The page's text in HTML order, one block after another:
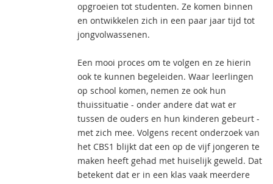
opgroeien tot studenten. Ze komen binnen
en ontwikkelen zich in een paar jaar tijd tot
jongvolwassenen.
Een mooi proces om te volgen en ze hierin
ook te kunnen begeleiden. Waar leerlingen
op school komen, nemen ze ook hun
thuissituatie - onder andere dat wat er
tussen de ouders en hun kinderen gebeurt -
met zich mee. Volgens recent onderzoek van
het CBS1 blijkt dat een op de vijf jongeren te
maken heeft gehad met huiselijk geweld. Dat
betekent dat er in een klas vaak meerdere